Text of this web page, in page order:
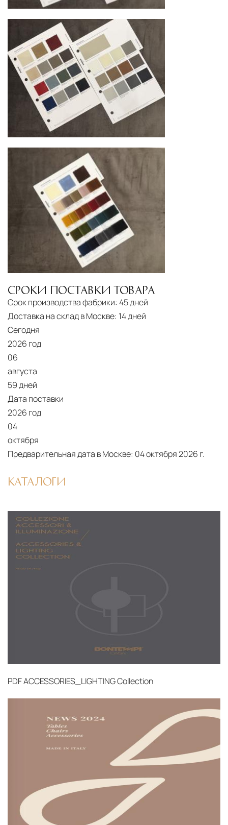
СРОКИ ПОСТАВКИ ТОВАРА
Срок производства фабрики: 45 дней
Доставка на склад в Москве: 14 дней
Сегодня
2026 год
06
августа
59 дней
Дата поставки
2026 год
04
октября
Предварительная дата в Москве: 04 октября 2026 г.
КАТАЛОГИ
PDFACCESSORIES_LIGHTING Collection